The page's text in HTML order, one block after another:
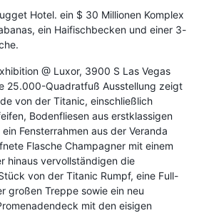
Hotel. ein $ 30 Millionen Komplex
ein Haifischbecken und einer 3-
@ Luxor, 3900 S Las Vegas
25.000-Quadratfuß Ausstellung zeigt
von der Titanic, einschließlich
Bodenfliesen aus erstklassigen
Fensterrahmen aus der Veranda
Flasche Champagner mit einem
hinaus vervollständigen die
von der Titanic Rumpf, eine Full-
großen Treppe sowie ein neu
mit den eisigen